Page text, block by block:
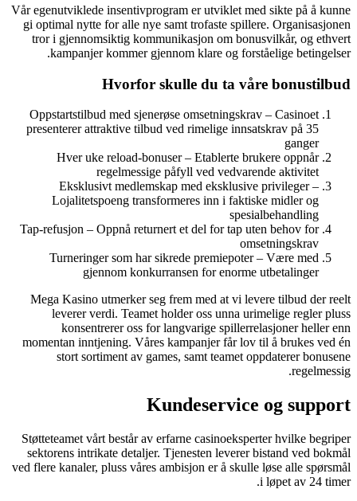
Vår egenutviklede insentivprogram er
gi optimal nytte for alle nye samt
tror i gjennomsiktig
kampanjer kommer gjennom
Hvorfor skulle
Oppstartstilbud med sjenerøse
presenterer attraktive tilbud ved
Hver uke reload-bonuser –
regelmessige påfyll
Eksklusivt medlemskap med
Lojalitetspoeng transformeres
Tap-refusjon – Oppnå returnert et
Turneringer som har sikrede
gjennom konkurransen
Mega Kasino utmerker seg frem
leverer verdi. Teamet holder
konsentrerer oss for
momentan inntjening. Våres
stort sortiment av games,
Støtteteamet vårt består av erfarne
sektorens intrikate detaljer.
ved flere kanaler, pluss våres